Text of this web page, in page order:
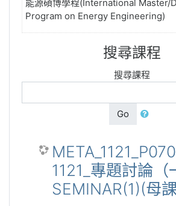
能源碩博學程(International Master/
Program on Energy Engineering)
搜尋課程
搜尋課程
Go
1121_專題討論（
SEMINAR(1)(母